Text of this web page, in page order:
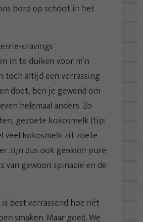
bord op schoot in het
cravings
in te duiken voor m’n
toch altijd een verrassing
doet, ben je gewend om
helemaal anders. Zo
gezoete kokosmelk (tip:
kokosmelk zit zoete
zijn dus ook gewoon pure
van gewoon spinazie en de
best verrassend hoe nét
smaken. Maar goed. We